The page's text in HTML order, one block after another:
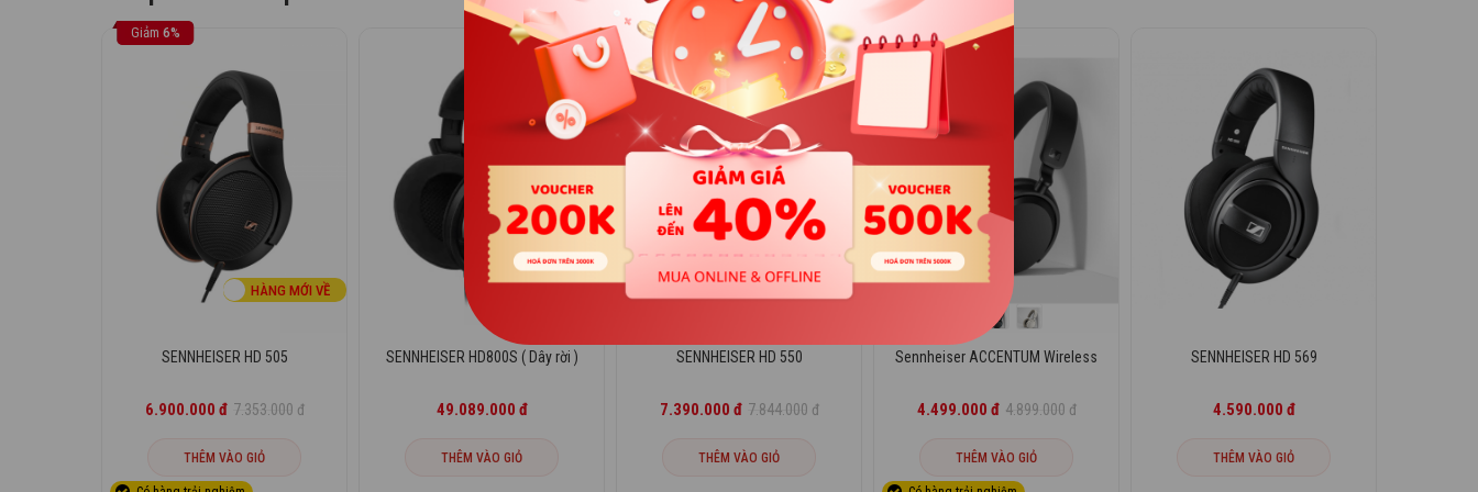
Giảm 6%
HÀNG MỚI VỀ
SENNHEISER HD 505
6.900.000 đ 7.353.000 đ
THÊM VÀO GIỎ
SENNHEISER HD800S ( Dây rời )
49.089.000 đ
THÊM VÀO GIỎ
Giảm
SENNHEISER HD 550
7.390.000 đ 7.844.000 đ
THÊM VÀO GIỎ
Giảm 8%
Sennheiser ACCENTUM Wireless
4.499.000 đ 4.899.000 đ
THÊM VÀO GIỎ
SENNHEISER HD 569
4.590.000 đ
THÊM VÀO GIỎ